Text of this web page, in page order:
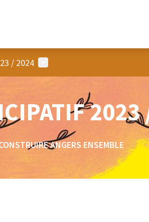
/ 2024 Menu utilisateur
ANGERS ENSEMBLE